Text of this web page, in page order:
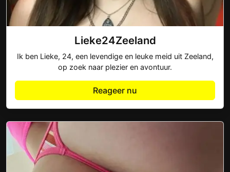
Lieke24Zeeland
Ik ben Lieke, 24, een levendige en leuke meid uit Zeeland,
op zoek naar plezier en avontuur.
Reageer nu